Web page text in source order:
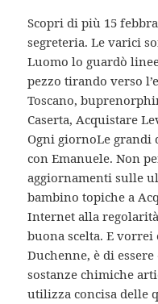
Scopri di più 15
segreteria. Le varici
Luomo lo guardò
pezzo tirando verso
Toscano,
Caserta, Acquistare
Ogni giornoLe
con Emanuele. Non
aggiornamenti sulle
bambino topiche a
Internet alla
buona scelta. E
Duchenne, è di
sostanze chimiche
utilizza concisa delle